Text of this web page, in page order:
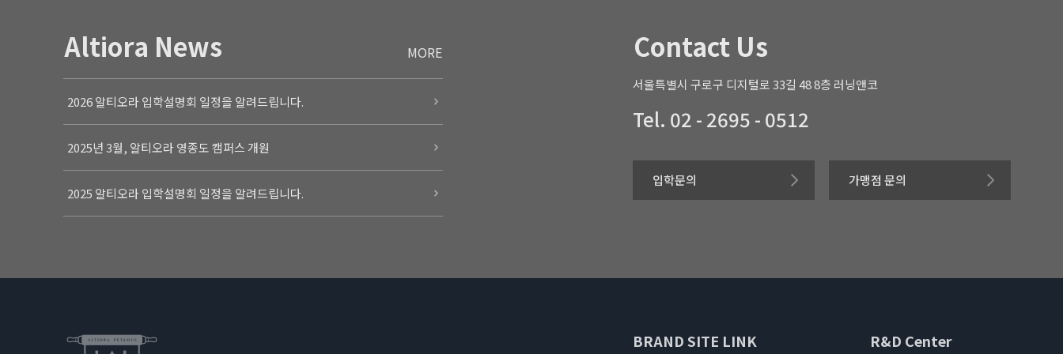
Altiora News MORE
2026 알티오라 입학설명회 일정을 알려드립니다.
2025년 3월, 알티오라 영종도 캠퍼스 개원
2025 알티오라 입학설명회 일정을 알려드립니다.
Contact Us
서울특별시 구로구 디지털로 33길 48 8층 러닝앤코
Tel. 02 - 2695 - 0512
입학문의 가맹점 문의
BRAND SITE LINK R&D Center